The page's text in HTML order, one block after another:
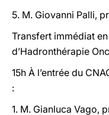
5. M. Giovanni Palli,
Transfert immédiat
d’Hadronthérapie
15h À l’entrée du
:
1. M. Gianluca Vago,